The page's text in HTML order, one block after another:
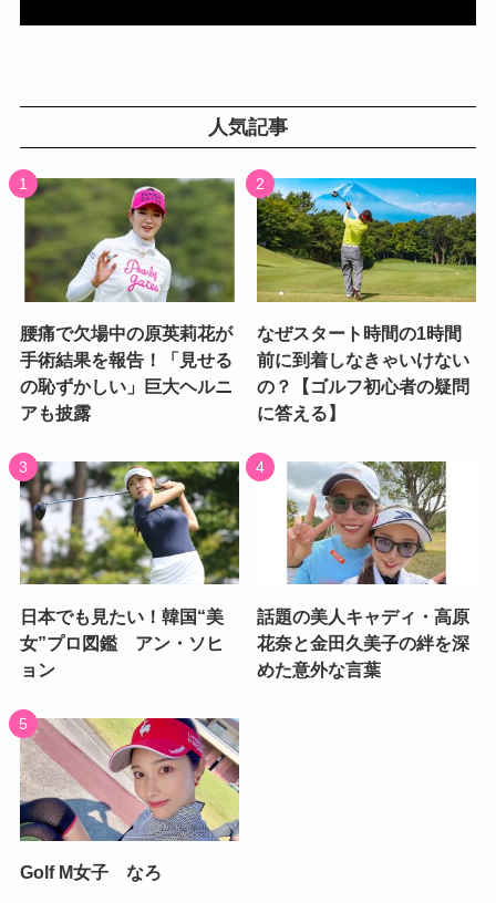
人気記事
腰痛で欠場中の原英莉花が
手術結果を報告！「見せる
の恥ずかしい」巨大ヘルニ
アも披露
なぜスタート時間の1時間
前に到着しなきゃいけない
の？【ゴルフ初心者の疑問
に答える】
日本でも見たい！韓国“美
女”プロ図鑑 アン・ソヒ
ョン
話題の美人キャディ・高原
花奈と金田久美子の絆を深
めた意外な言葉
Golf M女子 なろ